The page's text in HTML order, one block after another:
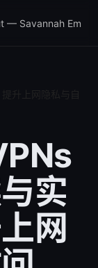
— Savannah Em
实
网